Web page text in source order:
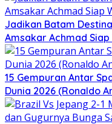
Jadikan Batam
Amsakar Achmad
15 Gempuran Antar
Dunia 2026 (Ronaldo